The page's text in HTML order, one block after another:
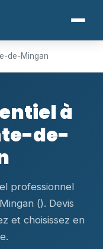
de-Mingan
à
de-
professionnel
(). Devis
et choisissez en